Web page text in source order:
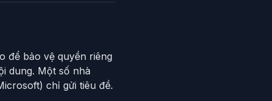
để bảo vệ quyền riêng
dung. Một số nhà
chỉ gửi tiêu đề.